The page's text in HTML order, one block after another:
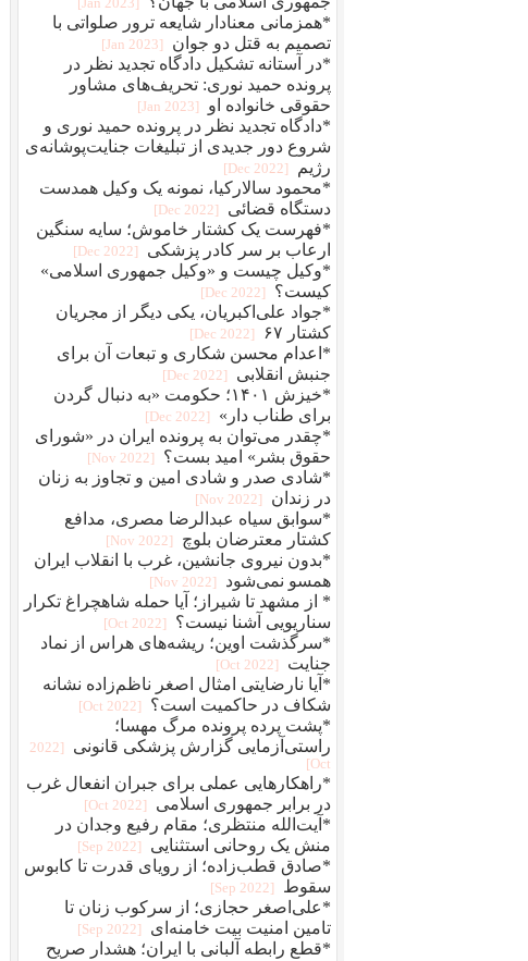
*همزمانی معنادار شایعه ترور صلواتی با
تصمیم به قتل دو جوان
[2023 Jan]
*در آستانه تشکیل دادگاه تجدید نظر در
پرونده حمید نوری: تحریف‌های مشاور
حقوقی خانواده او
[2023 Jan]
*دادگاه تجدید نظر در پرونده حمید نوری و
شروع دور جدیدی از تبلیغات جنایت‌پوشانه‌ی
رژیم
[2022 Dec]
*محمود سالارکیا، نمونه یک وکیل همدست
دستگاه قضائی
[2022 Dec]
*فهرست یک کشتار خاموش؛ سایه سنگین
ارعاب بر سر کادر پزشکی
[2022 Dec]
*وکیل چیست و «وکیل جمهوری اسلامی»
کیست؟
[2022 Dec]
*جواد علی‌اکبریان، یکی دیگر از مجریان
کشتار ۶۷
[2022 Dec]
*اعدام محسن شکاری و تبعات آن برای
جنبش انقلابی
[2022 Dec]
*خیزش ۱۴۰۱؛ حکومت «به دنبال گردن
برای طناب دار»
[2022 Dec]
*چقدر می‌توان به پرونده ایران در «شورای
حقوق بشر» امید بست؟
[2022 Nov]
*شادی صدر و شادی امین و تجاوز به زنان
در زندان
[2022 Nov]
*سوابق سیاه عبدالرضا مصری، مدافع
کشتار معترضان بلوچ
[2022 Nov]
*بدون نیروی جانشین، غرب با انقلاب ایران
همسو نمی‌شود
[2022 Nov]
* از مشهد تا شیراز؛ آیا حمله شاهچراغ تکرار
سناریویی آشنا نیست؟
[2022 Oct]
*سرگذشت اوین؛ ریشه‌های هراس از نماد
جنایت
[2022 Oct]
*آیا نارضایتی امثال اصغر ناظم‌زاده نشانه
شکاف در حاکمیت است؟
[2022 Oct]
*پشت پرده پرونده مرگ مهسا؛
راستی‌آزمایی گزارش پزشکی قانونی
[2022
Oct]
*راهکارهایی عملی برای جبران انفعال غرب
در برابر جمهوری اسلامی
[2022 Oct]
*آیت‌الله منتظری؛ مقام رفیع وجدان در
منش یک روحانی استثنایی
[2022 Sep]
*صادق قطب‌زاده؛ از رویای قدرت تا کابوس
سقوط
[2022 Sep]
*علی‌اصغر حجازی؛ از سرکوب زنان تا
تامین امنیت بیت خامنه‌ای
[2022 Sep]
*قطع رابطه آلبانی با ایران؛ هشدار صریح